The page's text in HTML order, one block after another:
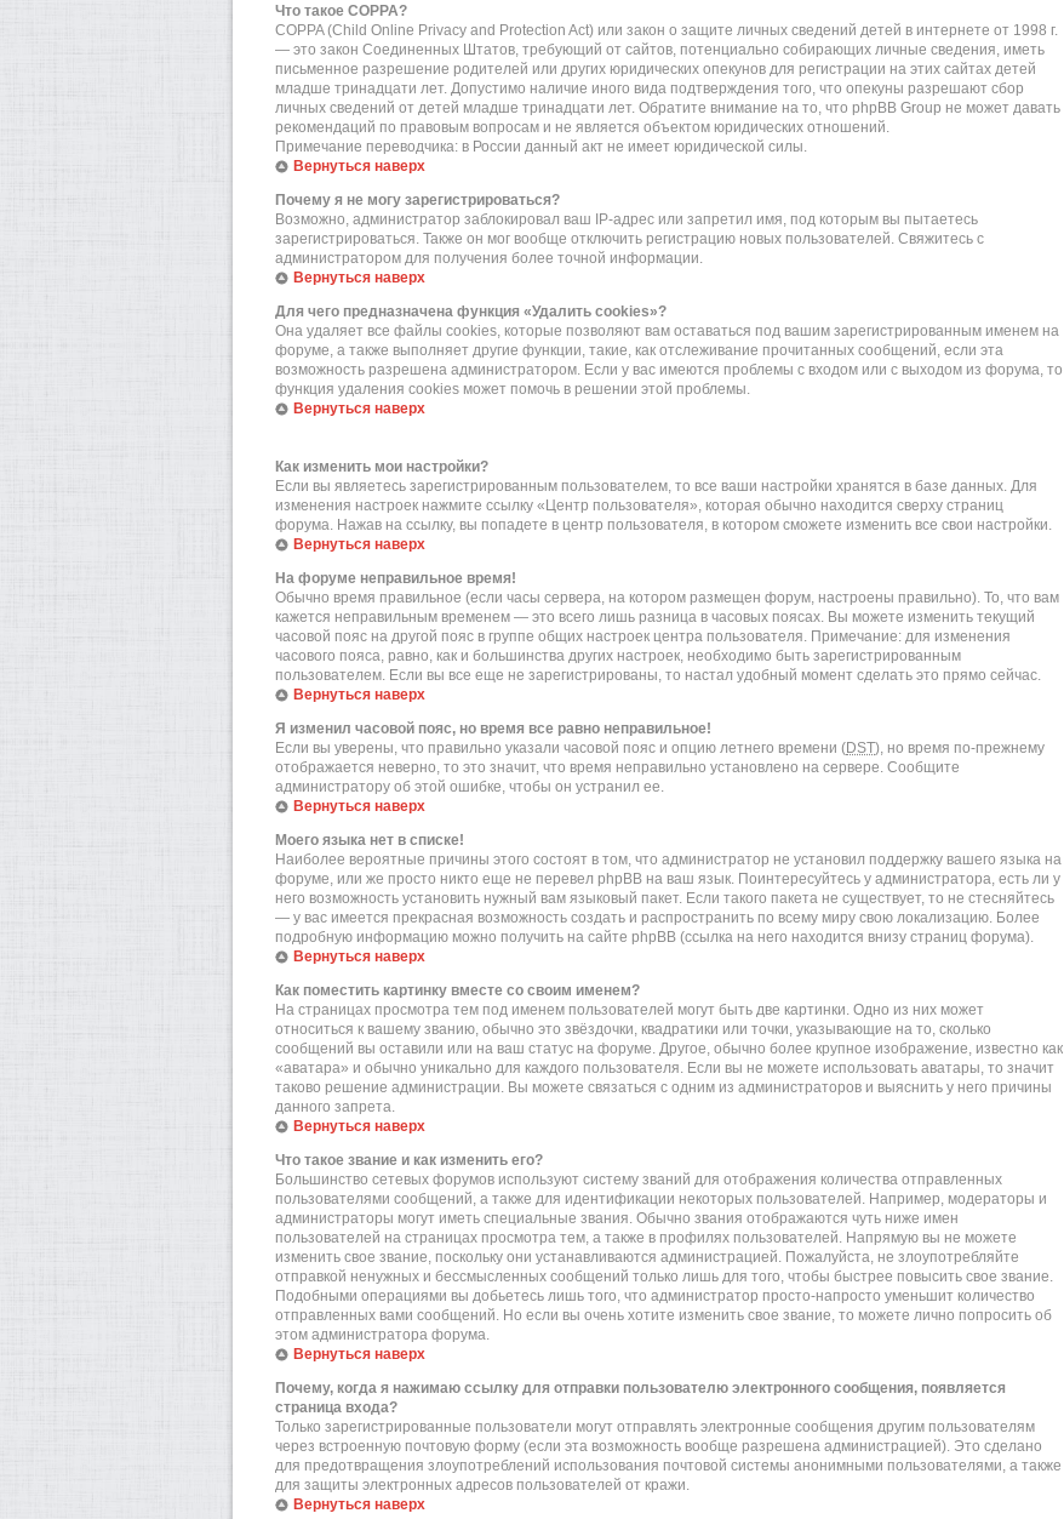
Что такое COPPA?
COPPA (Child Online Privacy and Protection Act) или закон о защите личных сведений детей в интернете от 1998 г.
— это закон Соединенных Штатов, требующий от сайтов, потенциально собирающих личные сведения, иметь
письменное разрешение родителей или других юридических опекунов для регистрации на этих сайтах детей
младше тринадцати лет. Допустимо наличие иного вида подтверждения того, что опекуны разрешают сбор
личных сведений от детей младше тринадцати лет. Обратите внимание на то, что phpBB Group не может давать
рекомендаций по правовым вопросам и не является объектом юридических отношений.
Примечание переводчика: в России данный акт не имеет юридической силы.
Вернуться наверх
Почему я не могу зарегистрироваться?
Возможно, администратор заблокировал ваш IP-адрес или запретил имя, под которым вы пытаетесь
зарегистрироваться. Также он мог вообще отключить регистрацию новых пользователей. Свяжитесь с
администратором для получения более точной информации.
Вернуться наверх
Для чего предназначена функция «Удалить cookies»?
Она удаляет все файлы cookies, которые позволяют вам оставаться под вашим зарегистрированным именем на
форуме, а также выполняет другие функции, такие, как отслеживание прочитанных сообщений, если эта
возможность разрешена администратором. Если у вас имеются проблемы с входом или с выходом из форума, то
функция удаления cookies может помочь в решении этой проблемы.
Вернуться наверх
Как изменить мои настройки?
Если вы являетесь зарегистрированным пользователем, то все ваши настройки хранятся в базе данных. Для
изменения настроек нажмите ссылку «Центр пользователя», которая обычно находится сверху страниц
форума. Нажав на ссылку, вы попадете в центр пользователя, в котором сможете изменить все свои настройки.
Вернуться наверх
На форуме неправильное время!
Обычно время правильное (если часы сервера, на котором размещен форум, настроены правильно). То, что вам
кажется неправильным временем — это всего лишь разница в часовых поясах. Вы можете изменить текущий
часовой пояс на другой пояс в группе общих настроек центра пользователя. Примечание: для изменения
часового пояса, равно, как и большинства других настроек, необходимо быть зарегистрированным
пользователем. Если вы все еще не зарегистрированы, то настал удобный момент сделать это прямо сейчас.
Вернуться наверх
Я изменил часовой пояс, но время все равно неправильное!
Если вы уверены, что правильно указали часовой пояс и опцию летнего времени (DST), но время по-прежнему
отображается неверно, то это значит, что время неправильно установлено на сервере. Сообщите
администратору об этой ошибке, чтобы он устранил ее.
Вернуться наверх
Моего языка нет в списке!
Наиболее вероятные причины этого состоят в том, что администратор не установил поддержку вашего языка на
форуме, или же просто никто еще не перевел phpBB на ваш язык. Поинтересуйтесь у администратора, есть ли у
него возможность установить нужный вам языковый пакет. Если такого пакета не существует, то не стесняйтесь
— у вас имеется прекрасная возможность создать и распространить по всему миру свою локализацию. Более
подробную информацию можно получить на сайте phpBB (ссылка на него находится внизу страниц форума).
Вернуться наверх
Как поместить картинку вместе со своим именем?
На страницах просмотра тем под именем пользователей могут быть две картинки. Одно из них может
относиться к вашему званию, обычно это звёздочки, квадратики или точки, указывающие на то, сколько
сообщений вы оставили или на ваш статус на форуме. Другое, обычно более крупное изображение, известно как
«аватара» и обычно уникально для каждого пользователя. Если вы не можете использовать аватары, то значит
таково решение администрации. Вы можете связаться с одним из администраторов и выяснить у него причины
данного запрета.
Вернуться наверх
Что такое звание и как изменить его?
Большинство сетевых форумов используют систему званий для отображения количества отправленных
пользователями сообщений, а также для идентификации некоторых пользователей. Например, модераторы и
администраторы могут иметь специальные звания. Обычно звания отображаются чуть ниже имен
пользователей на страницах просмотра тем, а также в профилях пользователей. Напрямую вы не можете
изменить свое звание, поскольку они устанавливаются администрацией. Пожалуйста, не злоупотребляйте
отправкой ненужных и бессмысленных сообщений только лишь для того, чтобы быстрее повысить свое звание.
Подобными операциями вы добьетесь лишь того, что администратор просто-напросто уменьшит количество
отправленных вами сообщений. Но если вы очень хотите изменить свое звание, то можете лично попросить об
этом администратора форума.
Вернуться наверх
Почему, когда я нажимаю ссылку для отправки пользователю электронного сообщения, появляется
страница входа?
Только зарегистрированные пользователи могут отправлять электронные сообщения другим пользователям
через встроенную почтовую форму (если эта возможность вообще разрешена администрацией). Это сделано
для предотвращения злоупотреблений использования почтовой системы анонимными пользователями, а также
для защиты электронных адресов пользователей от кражи.
Вернуться наверх